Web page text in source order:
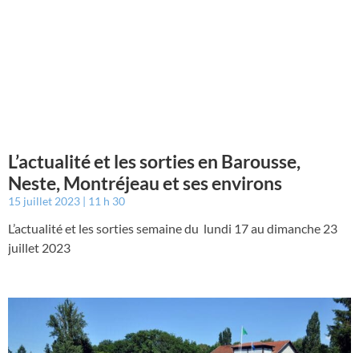
L’actualité et les sorties en Barousse,
Neste, Montréjeau et ses environs
15 juillet 2023 11 h 30
L’actualité et les sorties semaine du lundi 17 au dimanche 23
juillet 2023